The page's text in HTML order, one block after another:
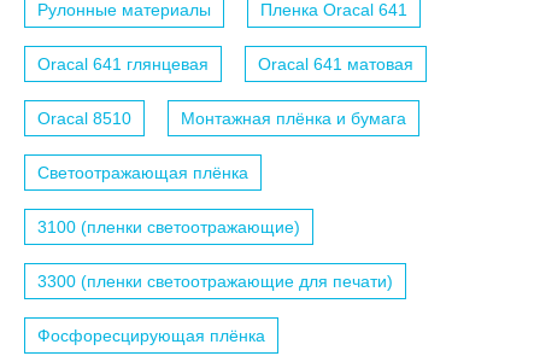
Рулонные материалы Пленка Oracal 641
Oracal 641 глянцевая Oracal 641 матовая
Oracal 8510 Монтажная плёнка и бумага
Светоотражающая плёнка
3100 (пленки светоотражающие)
3300 (пленки светоотражающие для печати)
Фосфоресцирующая плёнка